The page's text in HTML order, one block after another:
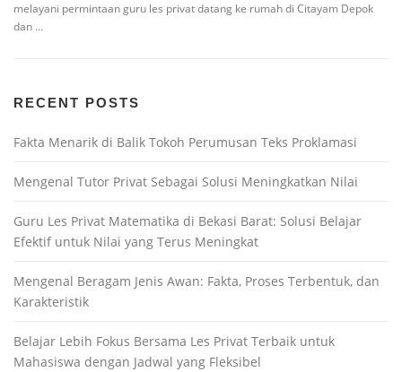
melayani permintaan guru les privat datang ke rumah di Citayam Depok
dan …
RECENT POSTS
Fakta Menarik di Balik Tokoh Perumusan Teks Proklamasi
Mengenal Tutor Privat Sebagai Solusi Meningkatkan Nilai
Guru Les Privat Matematika di Bekasi Barat: Solusi Belajar
Efektif untuk Nilai yang Terus Meningkat
Mengenal Beragam Jenis Awan: Fakta, Proses Terbentuk, dan
Karakteristik
Belajar Lebih Fokus Bersama Les Privat Terbaik untuk
Mahasiswa dengan Jadwal yang Fleksibel